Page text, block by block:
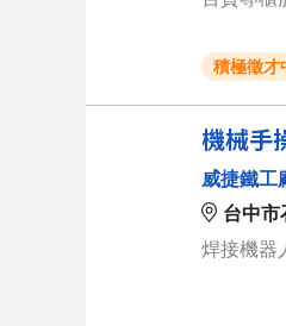
積極徵才
機械手
威捷鐵工
台中市
焊接機器